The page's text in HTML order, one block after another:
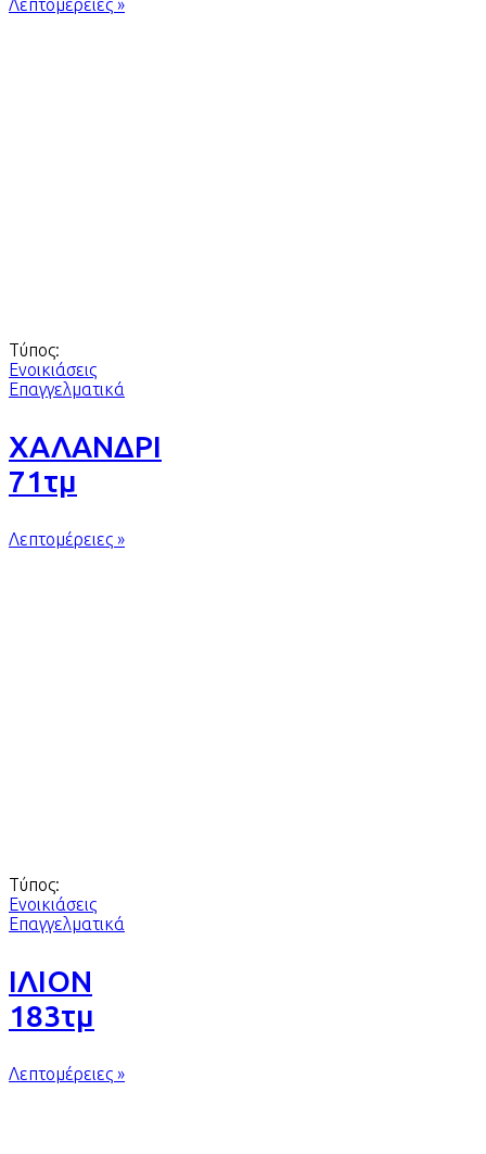
Λεπτομέρειες »
Τύπος:
Ενοικιάσεις
Επαγγελματικά
ΧΑΛΑΝΔΡΙ
71τμ
Λεπτομέρειες »
Τύπος:
Ενοικιάσεις
Επαγγελματικά
ΙΛΙΟΝ
183τμ
Λεπτομέρειες »